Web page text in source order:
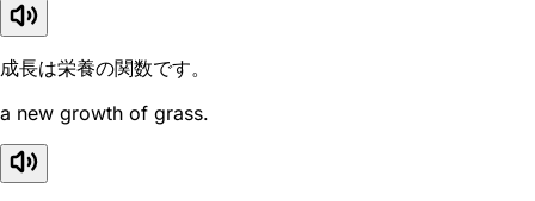
成長は栄養の関数です。
a new growth of grass.